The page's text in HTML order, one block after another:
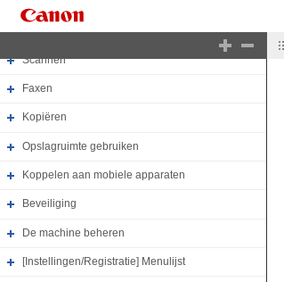
Afdrukken
Scannen
Faxen
Kopiëren
Opslagruimte gebruiken
Koppelen aan mobiele apparaten
Beveiliging
De machine beheren
[Instellingen/Registratie] Menulijst